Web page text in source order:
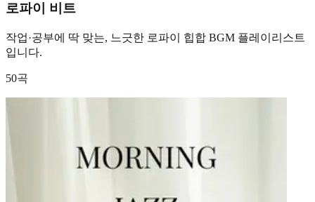
로파이 비트
작업·공부에 딱 맞는, 느긋한 로파이 힙합 BGM 플레이리스트
입니다.
50곡